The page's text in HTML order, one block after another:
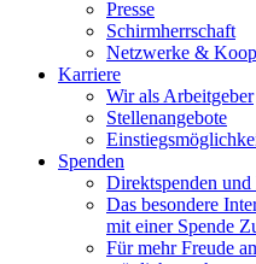
Presse
Schirmherrschaft
Netzwerke &
Karriere
Wir als Arbeitgeber
Stellenangebote
Spenden
Direktspenden
Das besondere
mit einer Spende
Für mehr Freude